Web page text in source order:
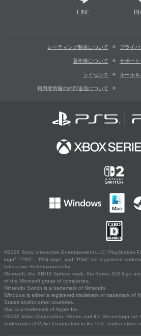
LINE
レーティング制度について プライ
著作権について サポート
ライセンス ルール
利用者情報の外部送信について
©2026 Sony Interactive Entertainment LLC."PlayStation
logo", "PS5", "PS4 logo" and "PS4" are registered
Interactive Entertainment Inc.
Microsoft, the XBOX Sphere mark, the Series X|S logo
of the Microsoft group of companies.
Nintendo Switch is a trademark of Nintendo.
Windows is either a registered trademark or trademark of
States and/or other countries.
Mac is a trademark of Apple Inc.
©2026 Valve Corporation. Steam and the Steam logo are
trademarks of Valve Corporation in the U.S. and/or other